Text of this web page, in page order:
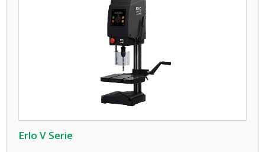
Erlo V Serie